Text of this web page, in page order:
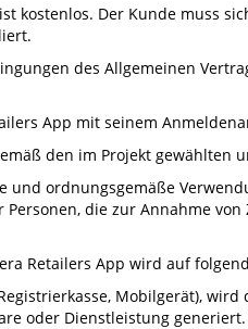
kostenlos. Der Kunde muss
des Allgemeinen
App mit seinem
den im Projekt
ordnungsgemäße
die zur Annahme
Retailers App wird auf
Mobilgerät),
oder Dienstleistung